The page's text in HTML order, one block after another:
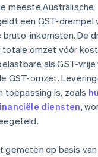
meeste Australische
een GST-drempel
bruto-inkomsten. De
omzet vóór
als GST-
GST-omzet.
toepassing is, zoals
diensten,
gemeten op basis